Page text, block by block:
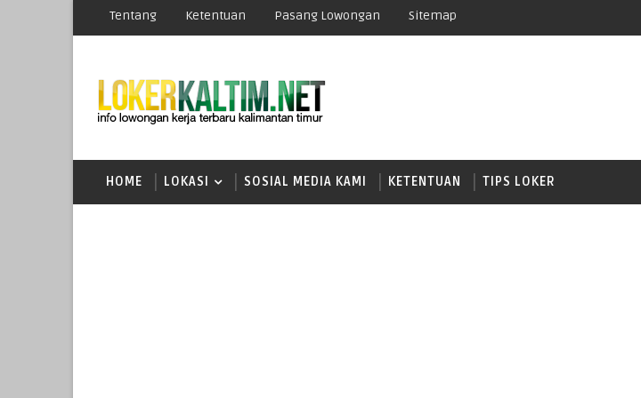
Tentang Ketentuan Pasang Lowongan Sitemap
HOME LOKASI SOSIAL MEDIA KAMI KETENTUAN TIPS LOKER